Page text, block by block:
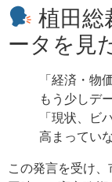
植田総
ータを見
「経済・物
もう少しデ
「現状、ビ
高まっていな
この発言を受け